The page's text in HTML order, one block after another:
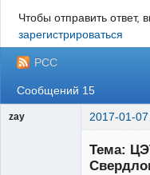
Чтобы отправить ответ,
зарегистрироваться
РСС
Сообщений 15
zay 2017-01-
Тема: